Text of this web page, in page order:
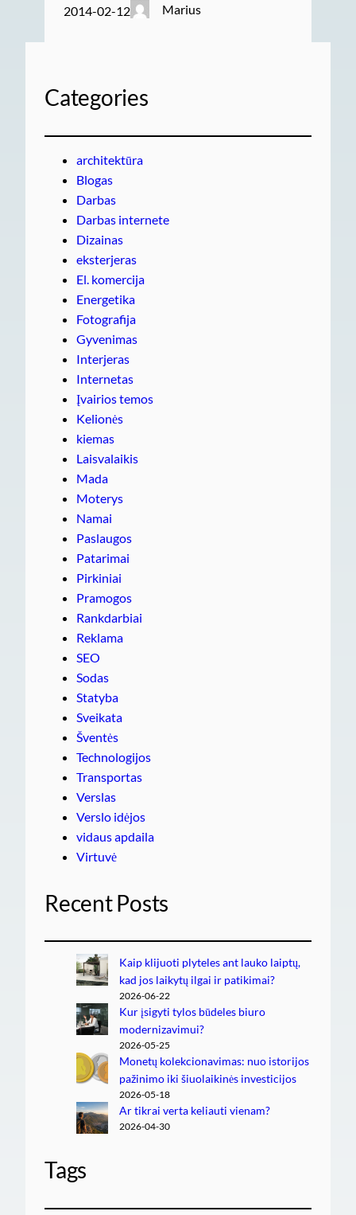
2014-02-12 Marius
Categories
architektūra
Blogas
Darbas
Darbas internete
Dizainas
eksterjeras
El. komercija
Energetika
Fotografija
Gyvenimas
Interjeras
Internetas
Įvairios temos
Kelionės
kiemas
Laisvalaikis
Mada
Moterys
Namai
Paslaugos
Patarimai
Pirkiniai
Pramogos
Rankdarbiai
Reklama
SEO
Sodas
Statyba
Sveikata
Šventės
Technologijos
Transportas
Verslas
Verslo idėjos
vidaus apdaila
Virtuvė
Recent Posts
Kaip klijuoti plyteles ant lauko laiptų,
kad jos laikytų ilgai ir patikimai?
2026-06-22
Kur įsigyti tylos būdeles biuro
modernizavimui?
2026-05-25
Monetų kolekcionavimas: nuo istorijos
pažinimo iki šiuolaikinės investicijos
2026-05-18
Ar tikrai verta keliauti vienam?
2026-04-30
Tags